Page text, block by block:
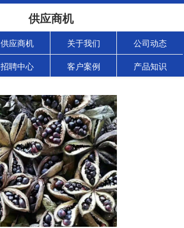
供应商机
供应商机 关于我们 公司动态
招聘中心 客户案例 产品知识